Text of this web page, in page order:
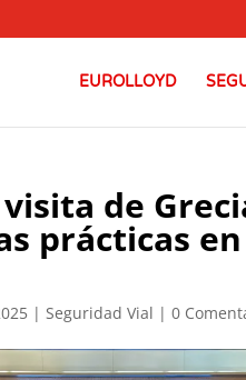
EUROLLOYD
de
prácticas
|Seguridad Vial |0